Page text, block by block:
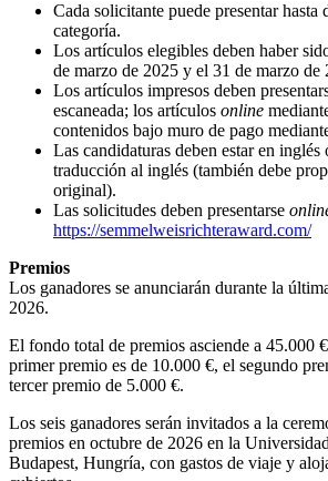
Cada solicitante puede presentar hasta
categoría.
Los artículos elegibles deben haber
de marzo de 2025 y el 31 de marzo de
Los artículos impresos deben
escaneada; los artículos online
contenidos bajo muro de pago
Las candidaturas deben estar en
traducción al inglés (también debe
original).
Las solicitudes deben presentarse
https://semmelweisrichteraward.com/
Premios
Los ganadores se anunciarán durante la
2026.
El fondo total de premios asciende a 45.000
primer premio es de 10.000 €, el segundo
tercer premio de 5.000 €.
Los seis ganadores serán invitados a la
premios en octubre de 2026 en la
Budapest, Hungría, con gastos de viaje y